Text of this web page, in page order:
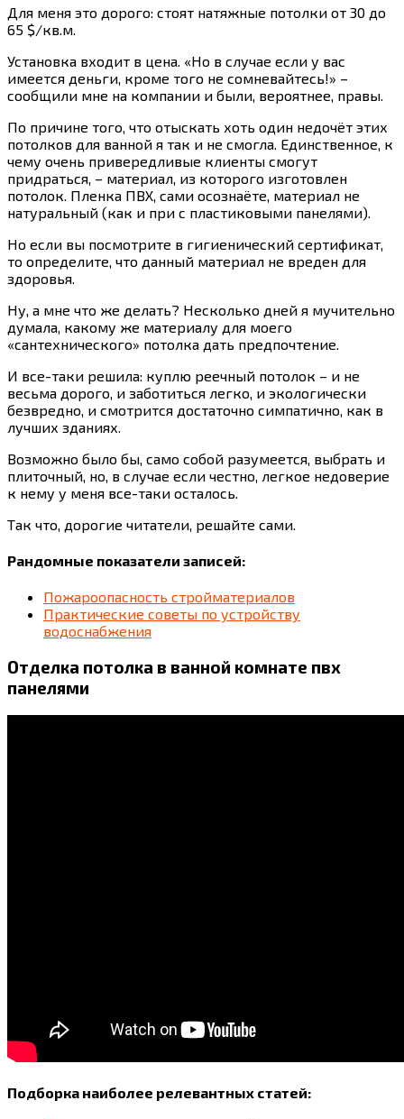
Для меня это дорого: стоят натяжные потолки от 30 до
65 $/кв.м.
Установка входит в цена. «Но в случае если у вас
имеется деньги, кроме того не сомневайтесь!» –
сообщили мне на компании и были, вероятнее, правы.
По причине того, что отыскать хоть один недочёт этих
потолков для ванной я так и не смогла. Единственное, к
чему очень привередливые клиенты смогут
придраться, – материал, из которого изготовлен
потолок. Пленка ПВХ, сами осознаёте, материал не
натуральный (как и при с пластиковыми панелями).
Но если вы посмотрите в гигиенический сертификат,
то определите, что данный материал не вреден для
здоровья.
Ну, а мне что же делать? Несколько дней я мучительно
думала, какому же материалу для моего
«сантехнического» потолка дать предпочтение.
И все-таки решила: куплю реечный потолок – и не
весьма дорого, и заботиться легко, и экологически
безвредно, и смотрится достаточно симпатично, как в
лучших зданиях.
Возможно было бы, само собой разумеется, выбрать и
плиточный, но, в случае если честно, легкое недоверие
к нему у меня все-таки осталось.
Так что, дорогие читатели, решайте сами.
Рандомные показатели записей:
Пожароопасность стройматериалов
Практические советы по устройству
водоснабжения
Отделка потолка в ванной комнате пвх
панелями
Подборка наиболее релевантных статей: